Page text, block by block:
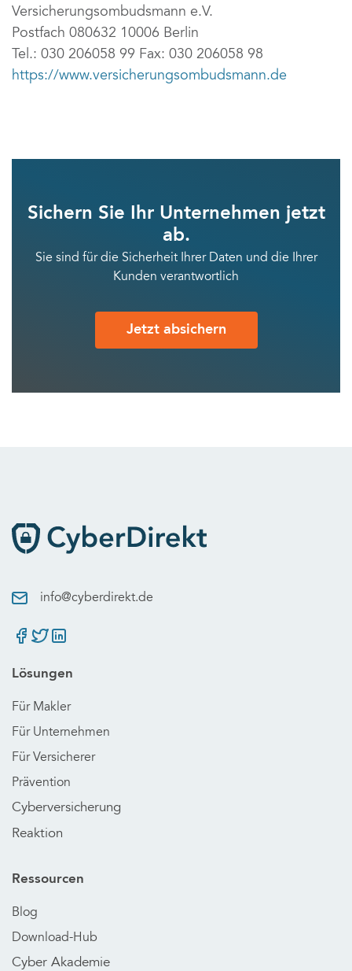
Versicherungsombudsmann e.V.
Postfach 080632 10006 Berlin
Tel.: 030 206058 99 Fax: 030 206058 98
https://www.versicherungsombudsmann.de
Sichern Sie Ihr Unternehmen jetzt
ab.
Sie sind für die Sicherheit Ihrer Daten und die Ihrer
Kunden verantwortlich
Jetzt absichern
info@cyberdirekt.de
Lösungen
Für Makler
Für Unternehmen
Für Versicherer
Prävention
Cyberversicherung
Reaktion
Ressourcen
Blog
Download-Hub
Cyber Akademie